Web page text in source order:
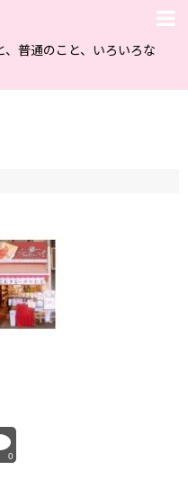
普通のこと、いろいろな
0